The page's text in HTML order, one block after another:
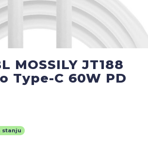
MOSSILY JT188
Type-C 60W PD
stanju